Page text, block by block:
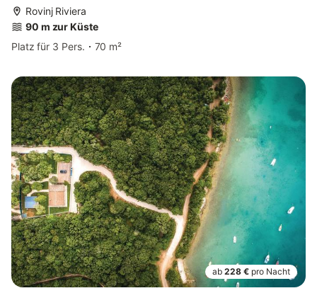
Rovinj Riviera
90 m zur Küste
Platz für 3 Pers.
70 m²
ab 228 € pro Nacht